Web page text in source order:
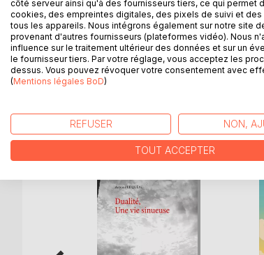
La vie ne nous sourit pas toujours,
Toute notre vie est chamboulé par cet
chance nous envahir pour envisager un
D’AUTRES
côté serveur ainsi qu'à des fournisseurs tiers, ce qui permet
cookies, des empreintes digitales, des pixels de suivi et des
tous les appareils. Nous intégrons également sur notre site
provenant d'autres fournisseurs (plateformes vidéo). Nous
influence sur le traitement ultérieur des données et sur un
le fournisseur tiers. Par votre réglage, vous acceptez les
dessus. Vous pouvez révoquer votre consentement avec
(Mentions légales BoD)
REFUSER NON,
TOUT ACCEPTER